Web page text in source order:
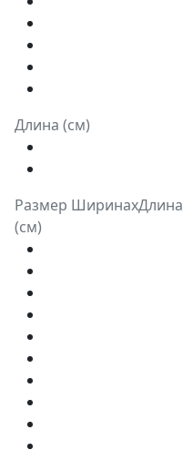
Длина (см)
Размер ШиринахДлина
(см)